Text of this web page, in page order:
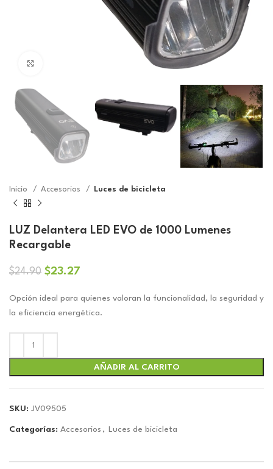
Inicio Accesorios Luces de bicicleta
LUZ Delantera LED EVO de 1000 Lumenes
Recargable
$24.90 El
original
era:
$23.27
actual
es:
Opción ideal para quienes valoran la funcionalidad, la seguridad y
la eficiencia energética.
AÑADIR AL CARRITO
SKU: JV09505
Categorías: Accesorios , Luces de bicicleta